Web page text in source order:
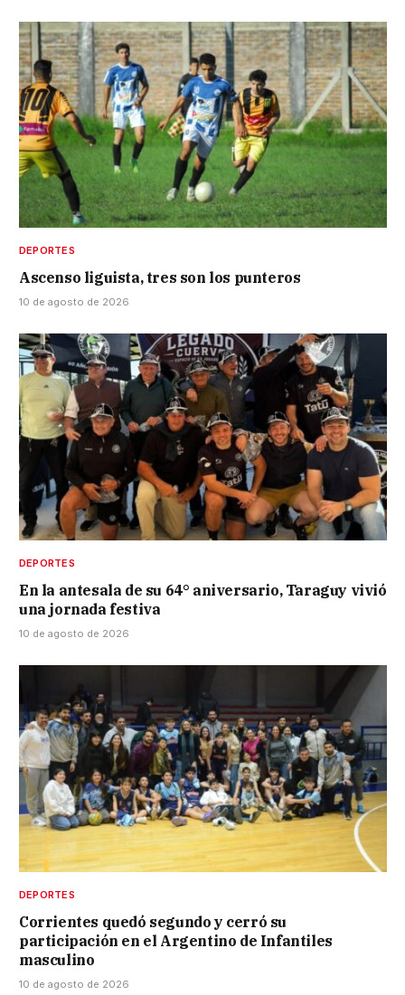
DEPORTES
Ascenso liguista, tres son los punteros
10 de agosto de 2026
DEPORTES
En la antesala de su 64° aniversario, Taraguy vivió
una jornada festiva
10 de agosto de 2026
DEPORTES
Corrientes quedó segundo y cerró su
participación en el Argentino de Infantiles
masculino
10 de agosto de 2026